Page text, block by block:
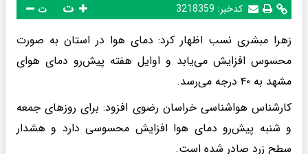
کدخبر: 3218359 ت
زهرا مبشری نسب اظهار کرد: دمای هوا در استان به صورت
محسوس افزایش می‌یابد و اوایل هفته پیش‌رو دمای هوای
مشهد به ۴۰ درجه می‌رسد.
کارشناس هواشناسی خراسان رضوی افزود: برای روزهای جمعه
و شنبه پیش‌رو دمای هوا افزایش محسوسی دارد و هشدار
سطح زرد صادر شده است.